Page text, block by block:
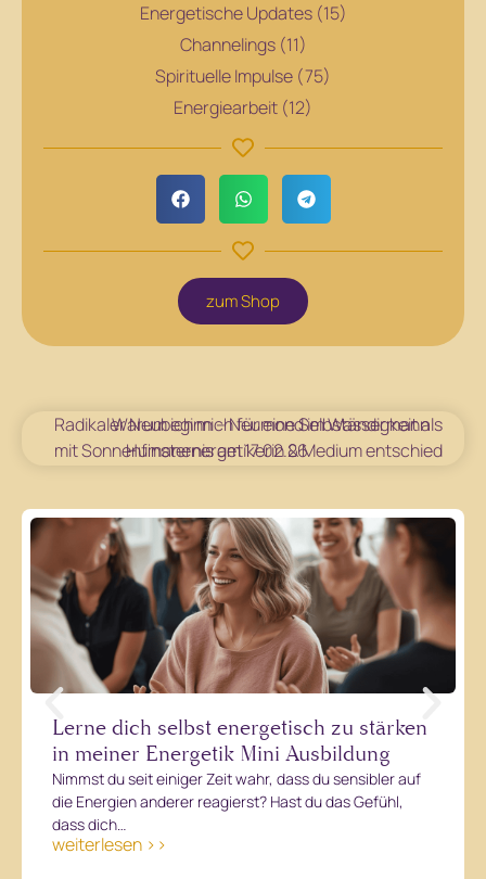
Energetische Updates (15)
Channelings (11)
Spirituelle Impulse (75)
Energiearbeit (12)
zum Shop
Radikaler Neubeginn – Neumond im Wassermann
mit Sonnenfinsternis am 17.02.26
Warum ich mich für eine Selbständigkeit als
Humanenergetikerin & Medium entschied
Warum viele spirituelle Selbstständige
nicht an ihrer Sichtbarkeit scheitern –
sondern an fehlender Klarheit
In den letzten Jahren begleite ich immer mehr spirituelle
Selbstständige, die nicht an fehlender Motivation
scheitern.Nicht an mangelndem Können.Und auch…
weiterlesen >>